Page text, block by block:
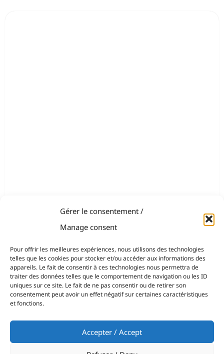
Gérer le consentement /
Manage consent
Pour offrir les meilleures expériences, nous utilisons des technologies
telles que les cookies pour stocker et/ou accéder aux informations des
appareils. Le fait de consentir à ces technologies nous permettra de
traiter des données telles que le comportement de navigation ou les ID
uniques sur ce site. Le fait de ne pas consentir ou de retirer son
consentement peut avoir un effet négatif sur certaines caractéristiques
et fonctions.
Accepter / Accept